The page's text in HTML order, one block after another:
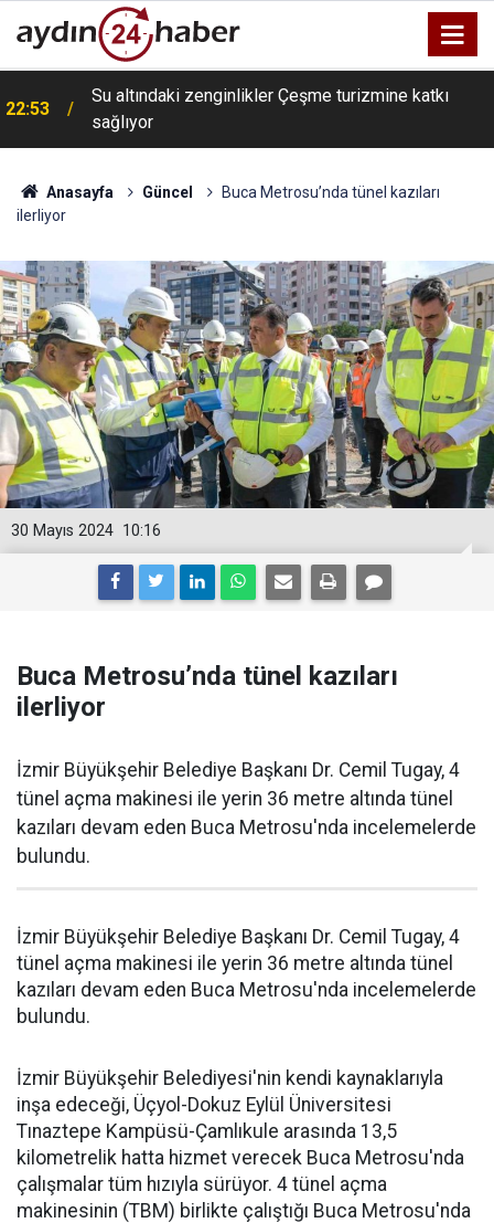
22:53
Su altındaki zenginlikler Çeşme turizmine katkı
sağlıyor
Anasayfa Güncel
Buca Metrosu’nda tünel kazıları
ilerliyor
10:16
30 Mayıs 2024
Buca Metrosu’nda tünel kazıları
ilerliyor
İzmir Büyükşehir Belediye Başkanı Dr. Cemil Tugay, 4
tünel açma makinesi ile yerin 36 metre altında tünel
kazıları devam eden Buca Metrosu'nda incelemelerde
bulundu.
İzmir Büyükşehir Belediye Başkanı Dr. Cemil Tugay, 4
tünel açma makinesi ile yerin 36 metre altında tünel
kazıları devam eden Buca Metrosu'nda incelemelerde
bulundu.
İzmir Büyükşehir Belediyesi'nin kendi kaynaklarıyla
inşa edeceği, Üçyol-Dokuz Eylül Üniversitesi
Tınaztepe Kampüsü-Çamlıkule arasında 13,5
kilometrelik hatta hizmet verecek Buca Metrosu'nda
çalışmalar tüm hızıyla sürüyor. 4 tünel açma
makinesinin (TBM) birlikte çalıştığı Buca Metrosu'nda